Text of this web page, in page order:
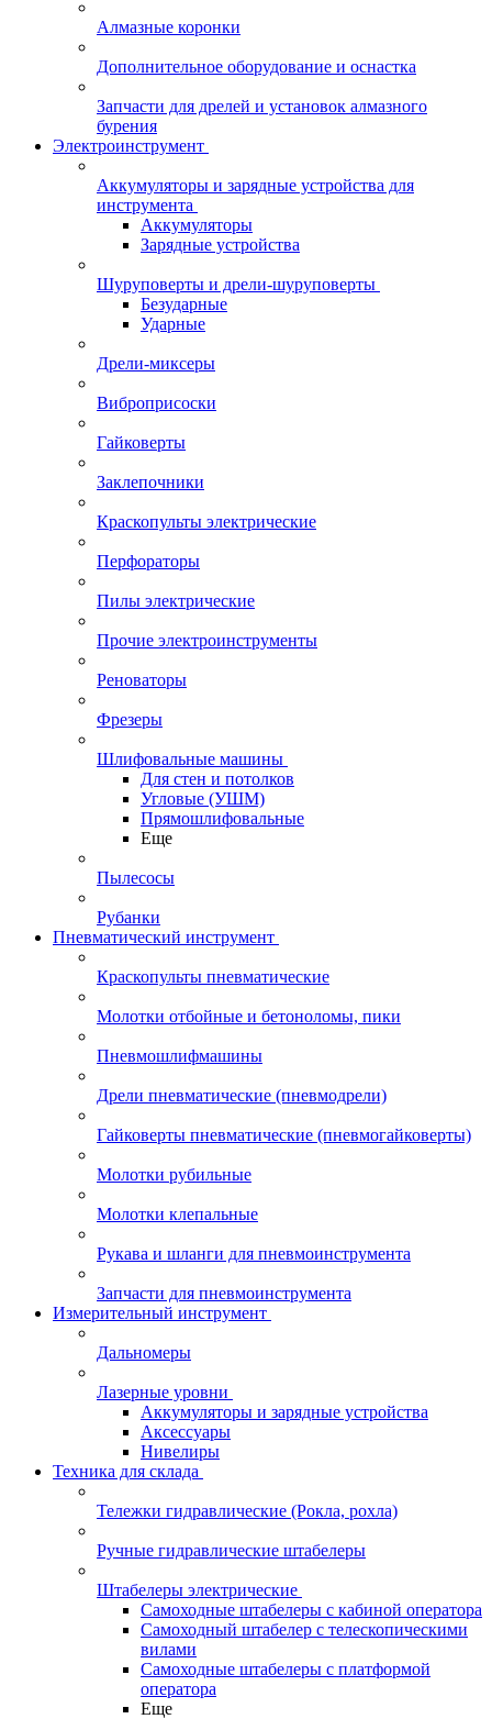
Алмазные коронки
Дополнительное оборудование и оснастка
Запчасти для дрелей и установок алмазного
бурения
Электроинструмент
Аккумуляторы и зарядные устройства для
инструмента
Аккумуляторы
Зарядные устройства
Шуруповерты и дрели-шуруповерты
Безударные
Ударные
Дрели-миксеры
Виброприсоски
Гайковерты
Заклепочники
Краскопульты электрические
Перфораторы
Пилы электрические
Прочие электроинструменты
Реноваторы
Фрезеры
Шлифовальные машины
Для стен и потолков
Угловые (УШМ)
Прямошлифовальные
Еще
Пылесосы
Рубанки
Пневматический инструмент
Краскопульты пневматические
Молотки отбойные и бетоноломы, пики
Пневмошлифмашины
Дрели пневматические (пневмодрели)
Гайковерты пневматические (пневмогайковерты)
Молотки рубильные
Молотки клепальные
Рукава и шланги для пневмоинструмента
Запчасти для пневмоинструмента
Измерительный инструмент
Дальномеры
Лазерные уровни
Аккумуляторы и зарядные устройства
Аксессуары
Нивелиры
Техника для склада
Тележки гидравлические (Рокла, рохла)
Ручные гидравлические штабелеры
Штабелеры электрические
Самоходные штабелеры с кабиной оператора
Самоходный штабелер с телескопическими
вилами
Самоходные штабелеры с платформой
оператора
Еще